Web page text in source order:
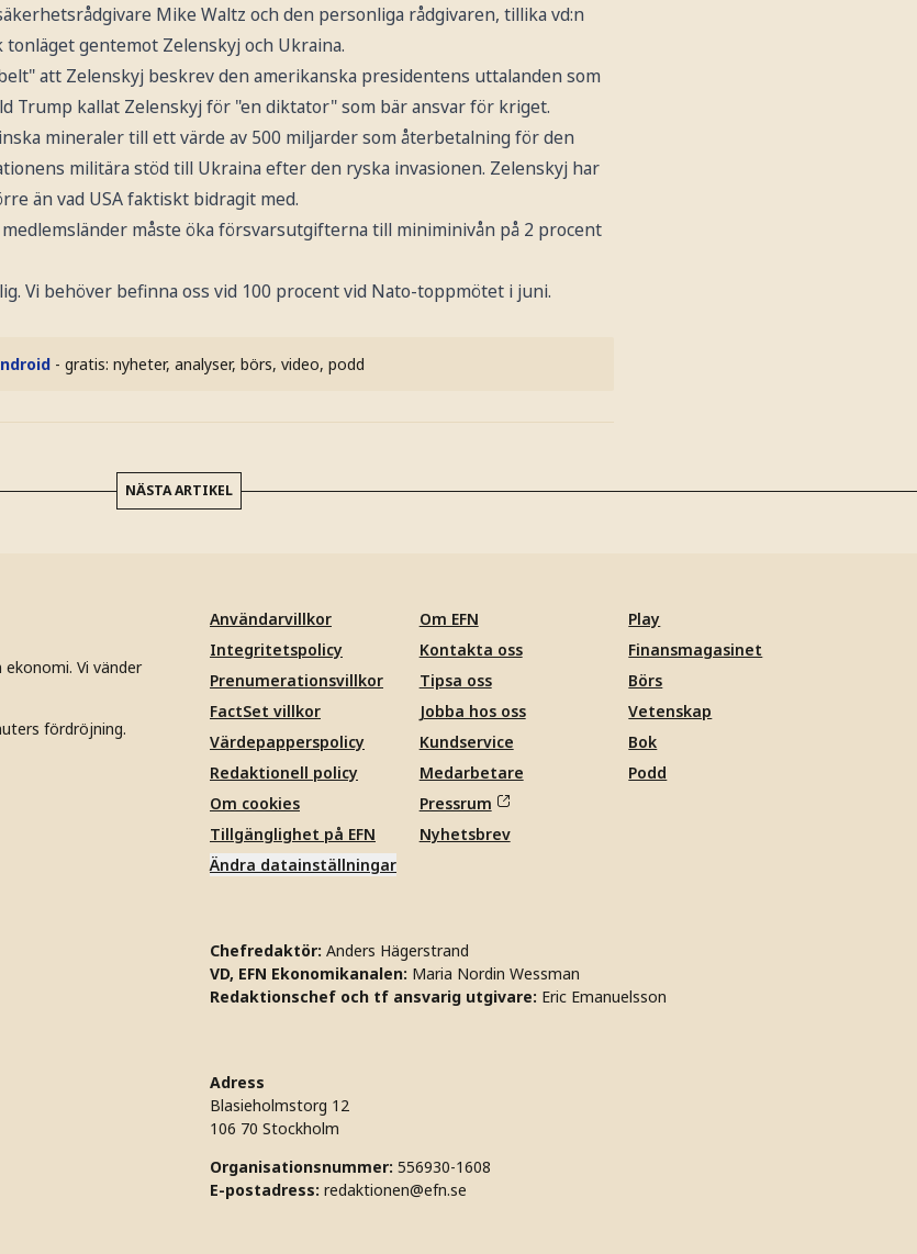
Mike Waltz och den personliga rådgivaren, tillika vd:n
tonläget gentemot Zelenskyj och Ukraina.
att Zelenskyj beskrev den amerikanska presidentens uttalanden som
Trump kallat Zelenskyj för "en diktator" som bär ansvar för kriget.
mineraler till ett värde av 500 miljarder som återbetalning för den
militära stöd till Ukraina efter den ryska invasionen. Zelenskyj har
än vad USA faktiskt bidragit med.
måste öka försvarsutgifterna till miniminivån på 2 procent
Vi behöver befinna oss vid 100 procent vid Nato-toppmötet i juni.
- gratis: nyheter, analyser, börs, video, podd
NÄSTA ARTIKEL
Vi vänder
fördröjning.
Användarvillkor
Integritetspolicy
Prenumerationsvillkor
FactSet villkor
Värdepapperspolicy
Redaktionell policy
Om cookies
Tillgänglighet på EFN
Ändra datainställningar
Om EFN
Kontakta oss
Tipsa oss
Jobba hos oss
Kundservice
Medarbetare
Pressrum
Nyhetsbrev
Play
Finansmagasinet
Börs
Vetenskap
Bok
Podd
Chefredaktör: Anders Hägerstrand
VD, EFN Ekonomikanalen: Maria Nordin Wessman
Redaktionschef och tf ansvarig utgivare: Eric Emanuelsson
Adress
Blasieholmstorg 12
106 70 Stockholm
Organisationsnummer: 556930-1608
E-postadress: redaktionen@efn.se